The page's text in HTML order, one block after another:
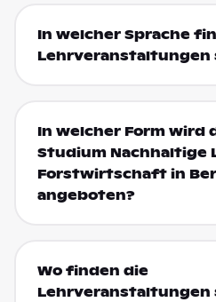
In welcher Sprache
In welcher Form wird
Studium Nachhaltige
Forstwirtschaft in
angeboten?
Wo finden die